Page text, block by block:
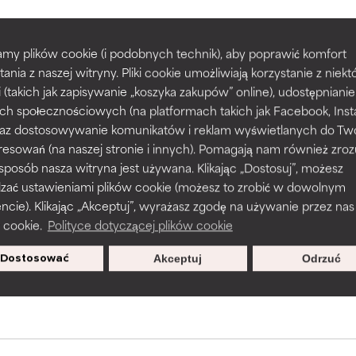
plików cookie (i podobnych technik), aby poprawić komfort
z naszej witryny. Pliki cookie umożliwiają korzystanie z
jak zapisywanie „koszyka zakupów” online),
społecznościowych (na platformach takich jak Facebook,
dostosowywanie komunikatów i reklam wyświetlanych do
(na naszej stronie i innych). Pomagają nam również
nasza witryna jest używana. Klikając „Dostosuj”, możesz
ustawieniami plików cookie (możesz to zrobić w dowolnym
Klikając „Akceptuj”, wyrażasz zgodę na używanie przez nas
Polityce dotyczącej plików cookie
Dostosować Odrzuć
Akceptuj
POWRÓT DO WYSZUKIWANIA
to assess ingredients in this dictionary. Regulations
tekstury, stabilności lub penetracji formuły.
ale może mieć problemy estetyczne, stabilności lub inne,
użyteczność.
podrażnienia. Ryzyko wzrasta w połączeniu z innymi
składnikami.
podrażnienie, stan zapalny, suchość itp. Może przynosić
tekstury, stabilności lub penetracji formuły.
ale może mieć problemy estetyczne, stabilności lub inne,
użyteczność.
podrażnienia. Ryzyko wzrasta w połączeniu z innymi
składnikami.
podrażnienie, stan zapalny, suchość itp. Może przynosić
się, aby otrzymywać wyjątkowe
oferty.